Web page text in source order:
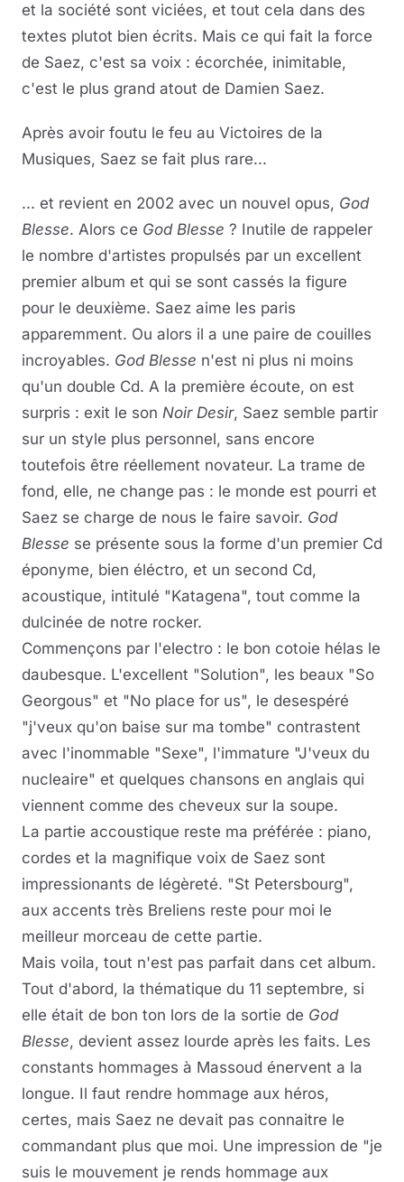
et la société sont viciées, et tout cela dans des
textes plutot bien écrits. Mais ce qui fait la force
de Saez, c'est sa voix : écorchée, inimitable,
c'est le plus grand atout de Damien Saez.
Après avoir foutu le feu au Victoires de la
Musiques, Saez se fait plus rare...
... et revient en 2002 avec un nouvel opus, God
Blesse. Alors ce God Blesse ? Inutile de rappeler
le nombre d'artistes propulsés par un excellent
premier album et qui se sont cassés la figure
pour le deuxième. Saez aime les paris
apparemment. Ou alors il a une paire de couilles
incroyables. God Blesse n'est ni plus ni moins
qu'un double Cd. A la première écoute, on est
surpris : exit le son Noir Desir, Saez semble partir
sur un style plus personnel, sans encore
toutefois être réellement novateur. La trame de
fond, elle, ne change pas : le monde est pourri et
Saez se charge de nous le faire savoir. God
Blesse se présente sous la forme d'un premier Cd
éponyme, bien éléctro, et un second Cd,
acoustique, intitulé "Katagena", tout comme la
dulcinée de notre rocker.
Commençons par l'electro : le bon cotoie hélas le
daubesque. L'excellent "Solution", les beaux "So
Georgous" et "No place for us", le desespéré
"j'veux qu'on baise sur ma tombe" contrastent
avec l'inommable "Sexe", l'immature "J'veux du
nucleaire" et quelques chansons en anglais qui
viennent comme des cheveux sur la soupe.
La partie accoustique reste ma préférée : piano,
cordes et la magnifique voix de Saez sont
impressionants de légèreté. "St Petersbourg",
aux accents très Breliens reste pour moi le
meilleur morceau de cette partie.
Mais voila, tout n'est pas parfait dans cet album.
Tout d'abord, la thématique du 11 septembre, si
elle était de bon ton lors de la sortie de God
Blesse, devient assez lourde après les faits. Les
constants hommages à Massoud énervent a la
longue. Il faut rendre hommage aux héros,
certes, mais Saez ne devait pas connaitre le
commandant plus que moi. Une impression de "je
suis le mouvement je rends hommage aux